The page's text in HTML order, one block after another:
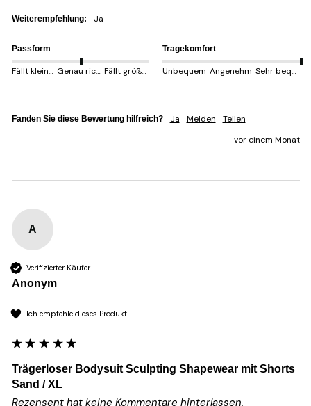
Weiterempfehlung: Ja
Passform
Fällt kleiner aus Genau richtig Fällt größer aus
Tragekomfort
Unbequem Angenehm Sehr bequem
Fanden Sie diese Bewertung hilfreich? Ja Melden
Teilen
vor einem Monat
A
Verifizierter Käufer
Anonym
Ich empfehle dieses Produkt
Trägerloser Bodysuit Sculpting Shapewear mit Shorts
Sand / XL
Rezensent hat keine Kommentare hinterlassen.